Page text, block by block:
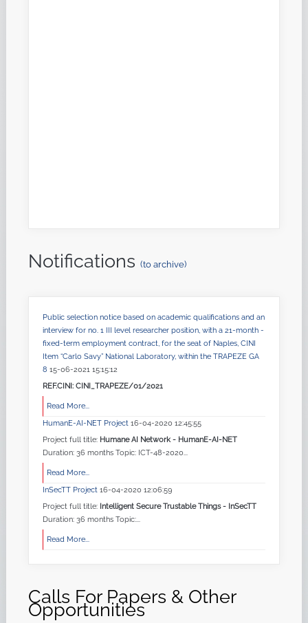
Notifications (to archive)
Public selection notice based on academic qualifications and an
interview for no. 1 III level researcher position, with a 21-month -
fixed-term employment contract, for the seat of Naples, CINI
Item “Carlo Savy” National Laboratory, within the TRAPEZE GA
8 15-06-2021 15:15:12
REF.CINI: CINI_TRAPEZE/01/2021
Read More...
HumanE-AI-NET Project 16-04-2020 12:45:55
Project full title: Humane AI Network - HumanE-AI-NET
Duration: 36 months Topic: ICT-48-2020...
Read More...
InSecTT Project 16-04-2020 12:06:59
Project full title: Intelligent Secure Trustable Things - InSecTT
Duration: 36 months Topic:...
Read More...
Calls For Papers & Other
Opportunities